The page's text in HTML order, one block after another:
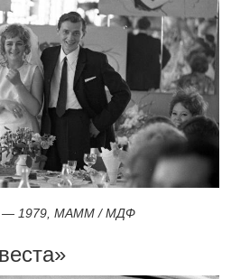
— 1979, МАММ / МДФ